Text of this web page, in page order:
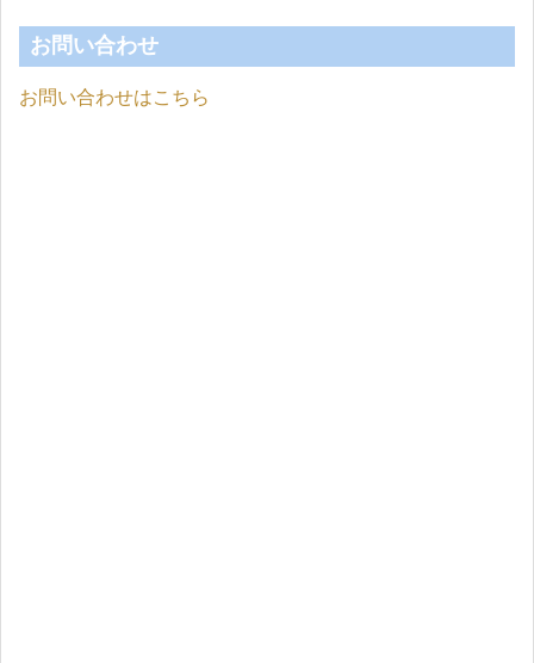
お問い合わせ
お問い合わせはこちら